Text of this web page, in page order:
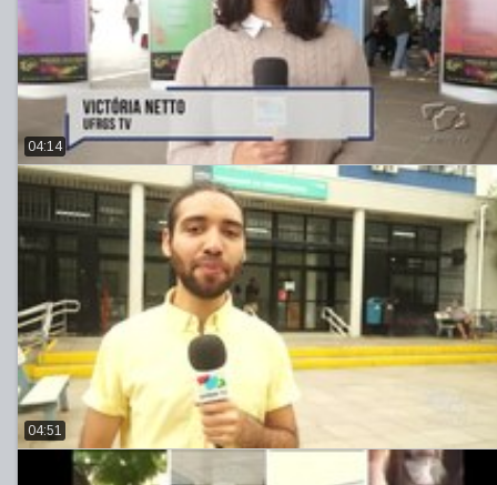
04:14
04:51